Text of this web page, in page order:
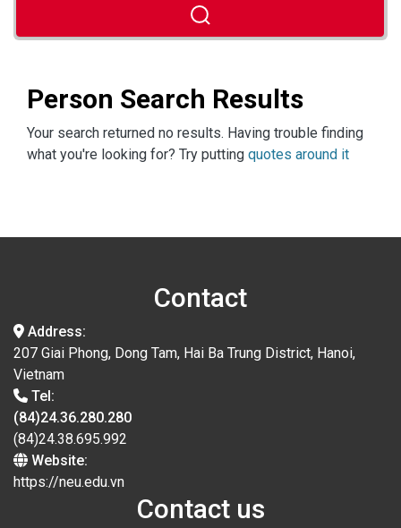
Person Search Results
Your search returned no results. Having trouble finding
what you're looking for? Try putting quotes around it
Contact
Address:
207 Giai Phong, Dong Tam, Hai Ba Trung District, Hanoi,
Vietnam
Tel:
(84)24.36.280.280
(84)24.38.695.992
Website:
https://neu.edu.vn
Contact us